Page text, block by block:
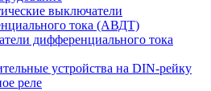
выключатели
тока (АВДТ)
дифференциального тока
устройства на DIN-рейку
реле